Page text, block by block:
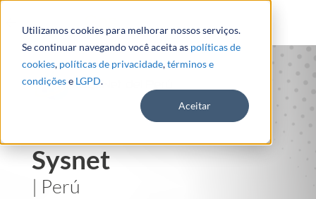
Utilizamos cookies para melhorar nossos serviços.
Se continuar navegando você aceita as políticas de
cookies, políticas de privacidade,términos e
condiçõese LGPD.
Aceitar
Sysnet
| Perú